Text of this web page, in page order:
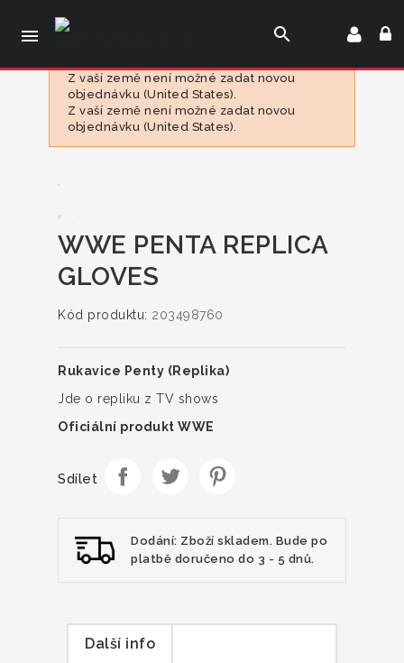
 search
Z vaší země není možné zadat novou
objednávku (United States).
Z vaší země není možné zadat novou
objednávku (United States).
WWE PENTA REPLICA
GLOVES
Kód produktu: 203498760
Rukavice Penty (Replika)
Jde o repliku z TV shows
Oficiální produkt WWE
Sdílet
Dodání: Zboží skladem. Bude po
platbě doručeno do 3 - 5 dnů.
Další info